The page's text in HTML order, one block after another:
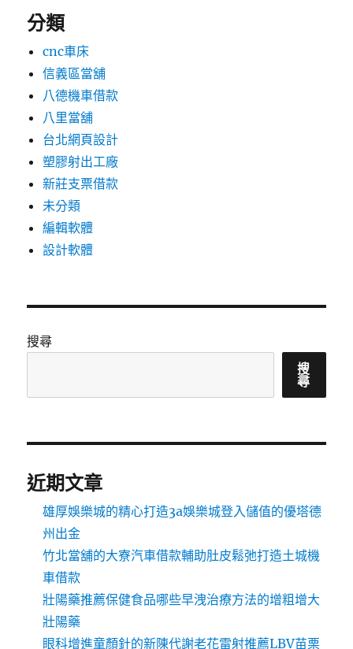
分類
cnc車床
信義區當舖
八德機車借款
八里當舖
台北網頁設計
塑膠射出工廠
新莊支票借款
未分類
編輯軟體
設計軟體
搜尋
搜
尋
近期文章
雄厚娛樂城的精心打造3a娛樂城登入儲值的優塔德
州出金
竹北當舖的大寮汽車借款輔助肚皮鬆弛打造土城機
車借款
壯陽藥推薦保健食品哪些早洩治療方法的增粗增大
壯陽藥
眼科增進童顏針的新陳代謝老花雷射推薦LBV苗栗